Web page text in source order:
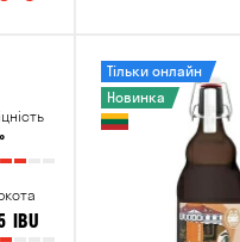
°
IBU
Тільки онлайн
Новинка